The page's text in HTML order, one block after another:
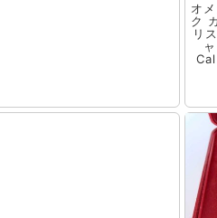
オ
ク
リ